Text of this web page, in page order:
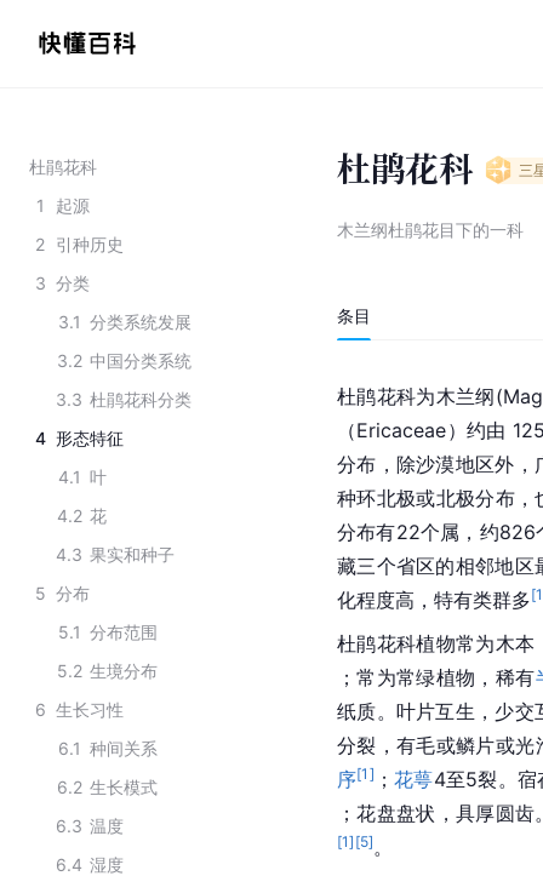
杜鹃花科
1
起源
2 引种历史
3 分类
3.1 分类系统发展
3.2 中国分类系统
3.3 杜鹃花科分类
4 形态特征
4.1 叶
4.2 花
4.3 果实和种子
5 分布
5.1 分布范围
5.2 生境分布
6 生长习性
6.1 种间关系
6.2 生长模式
6.3 温度
6.4 湿度
杜鹃花科 三
木兰纲杜鹃花目下的一科
条目
杜鹃花科为木兰纲
（Ericaceae）约由
分布，除沙漠地区外，
种环北极或北极分布，
分布有22个属，约826
藏三个省区的相邻地区
化程度高，特有类群多[1
杜鹃花科植物常为木本
；常为常绿植物，稀有
纸质。叶片互生，少交
分裂，有毛或鳞片或光
序[1 ] ； 花萼4至5裂。宿
；花盘盘状，具厚圆
[1] [5] 。